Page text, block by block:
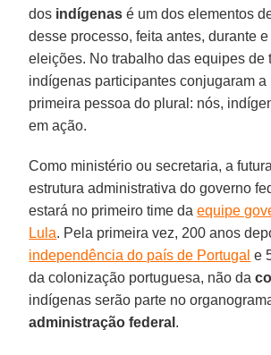
dos indígenas é um dos elementos
desse processo, feita antes, durante
eleições. No trabalho das equipes de
indígenas participantes conjugaram a
primeira pessoa do plural: nós,
em ação.
Como ministério ou secretaria, a
estrutura administrativa do governo
estará no primeiro time daequipe
Lula. Pela primeira vez, 200 anos
independência do país de Portugal e
da colonização portuguesa, não da
indígenas serão parte no
administração federal .